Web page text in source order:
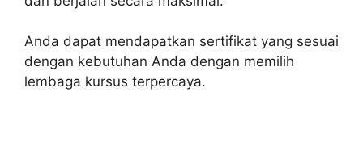
Anda dapat mendapatkan sertifikat yang sesuai
dengan kebutuhan Anda dengan memilih
lembaga kursus terpercaya.